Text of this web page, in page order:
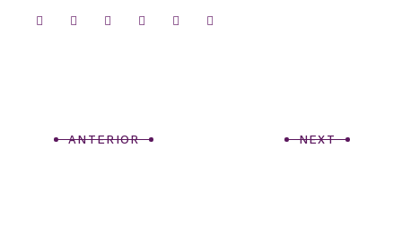
ANTERIOR NEXT